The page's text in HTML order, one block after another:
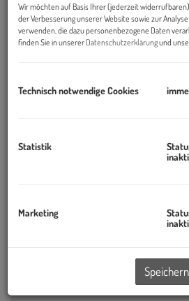
Donau Business Center
Nutzfläche
1090 Wien
Wir möchten auf Basis Ihrer (jederzeit
der Verbesserung unserer Website sowie zur
verwenden, die dazu personenbezogene Daten
finden Sie in unserer Datenschutzerklärungund
Technisch notwendige Cookies
Statistik
Marketing
Speichern